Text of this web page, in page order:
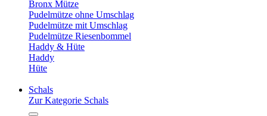
Bronx Mütze
Pudelmütze ohne Umschlag
Pudelmütze mit Umschlag
Pudelmütze Riesenbommel
Haddy & Hüte
Haddy
Hüte
Schals
Zur Kategorie Schals